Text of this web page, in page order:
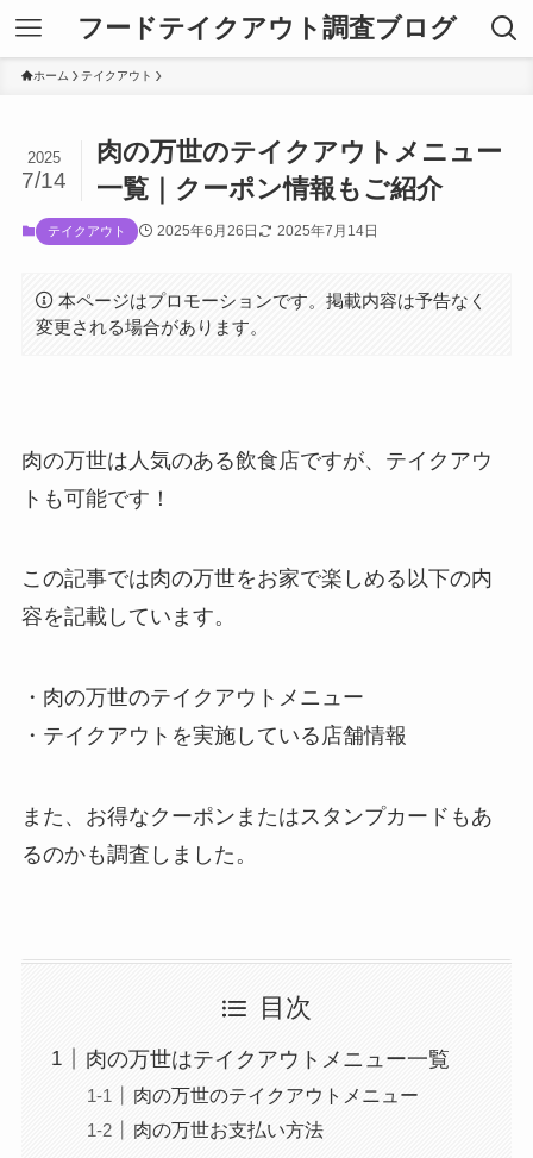
フードテイクアウト調査ブログ
ホーム テイクアウト
肉の万世のテイクアウトメニュー
一覧｜クーポン情報もご紹介
2025
7/14
テイクアウト 2025年6月26日 2025年7月14日
本ページはプロモーションです。掲載内容は予告なく
変更される場合があります。
肉の万世は人気のある飲食店ですが、テイクアウ
トも可能です！
この記事では肉の万世をお家で楽しめる以下の内
容を記載しています。
・肉の万世のテイクアウトメニュー
・テイクアウトを実施している店舗情報
また、お得なクーポンまたはスタンプカードもあ
るのかも調査しました。
目次
肉の万世はテイクアウトメニュー一覧
肉の万世のテイクアウトメニュー
肉の万世お支払い方法